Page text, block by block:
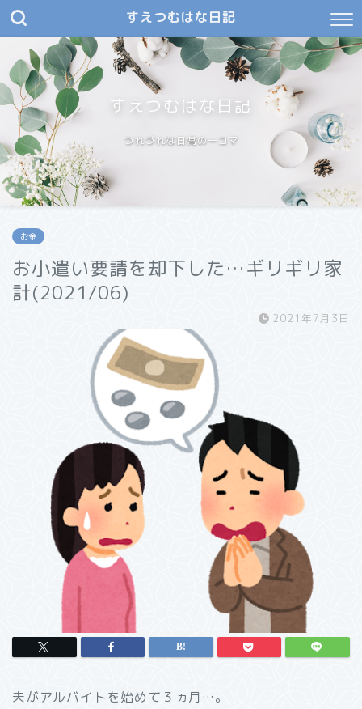
すえつむはな日記
すえつむはな日記
つれづれな日常の一コマ
お金
お小遣い要請を却下した…ギリギリ家
計(2021/06)
2021年7月3日
夫がアルバイトを始めて３ヵ月…。